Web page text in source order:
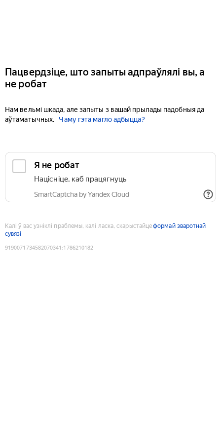
Пацвердзіце, што запыты адпраўлялі вы, а
не робат
Нам вельмі шкада, але запыты з вашай прылады падобныя да
аўтаматычных.
Чаму гэта магло адбыцца?
Я не робат
Націсніце, каб працягнуць
SmartCaptcha by Yandex Cloud
Калі ў вас узніклі праблемы, калі ласка, скарыстайцеформай зваротнай
сувязі
9190071734582070341 :1786210182